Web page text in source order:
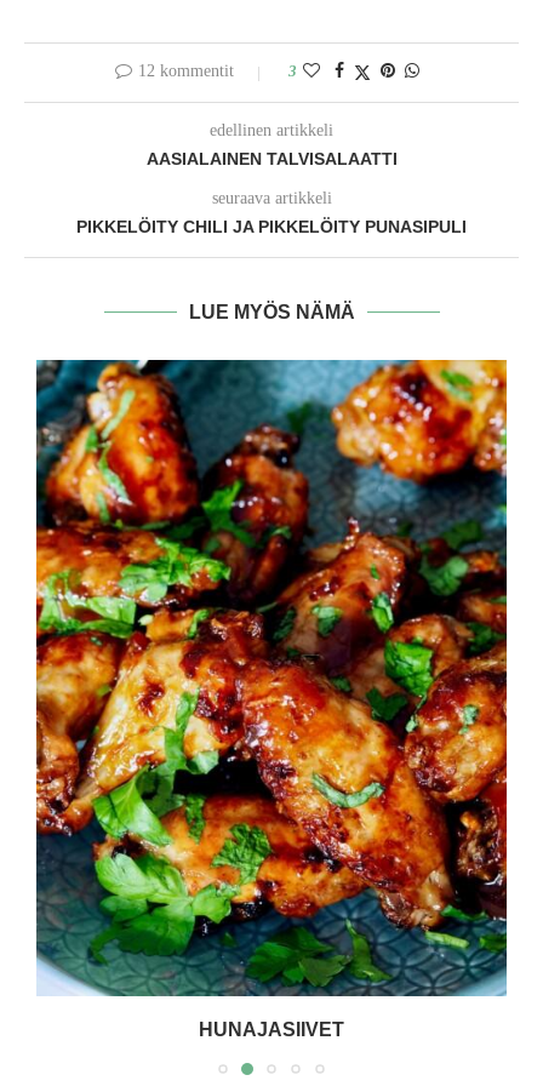
12 kommentit 3
edellinen artikkeli
AASIALAINEN TALVISALAATTI
seuraava artikkeli
PIKKELÖITY CHILI JA PIKKELÖITY PUNASIPULI
LUE MYÖS NÄMÄ
HUNAJASIIVET